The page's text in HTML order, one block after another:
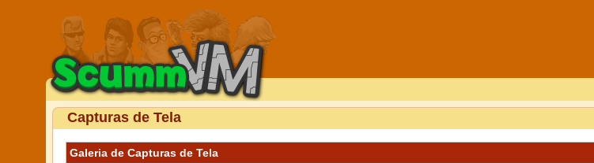
Capturas de Tela
Galeria de Capturas de Tela